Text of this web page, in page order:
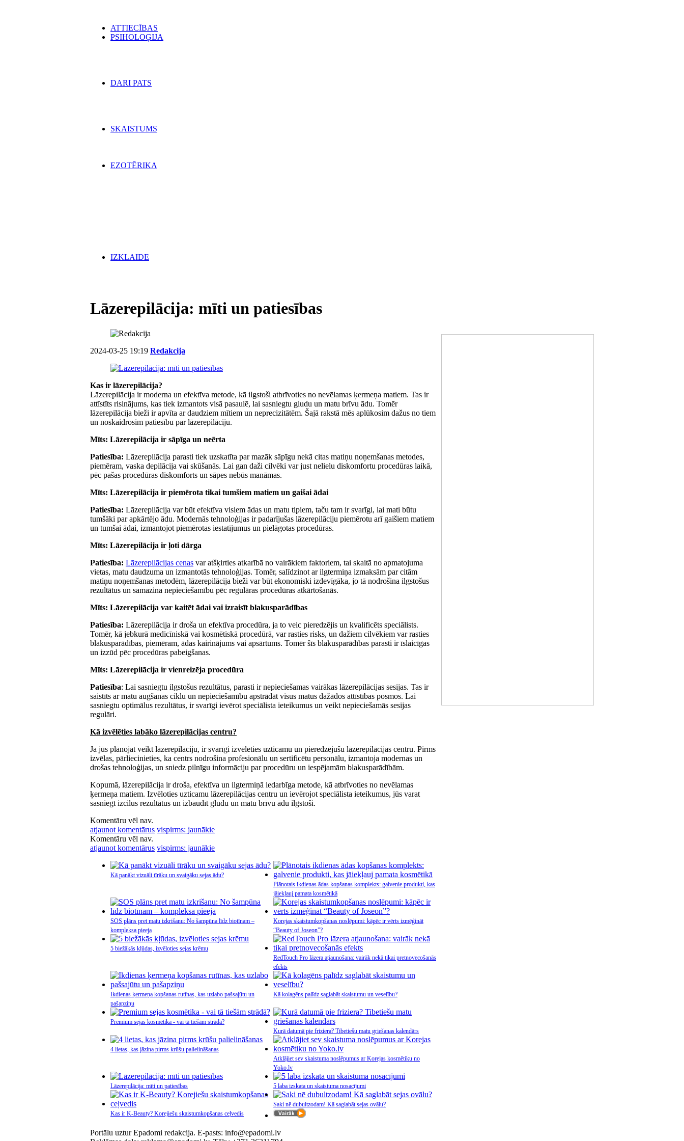
ATTIECĪBAS
PSIHOLOĢIJA
DARI PATS
SKAISTUMS
EZOTĒRIKA
IZKLAIDE
Lāzerepilācija: mīti un patiesības
2024-03-25 19:19 Redakcija
Kas ir lāzerepilācija?
Lāzerepilācija ir moderna un efektīva metode, kā ilgstoši atbrīvoties no nevēlamas ķermeņa matiem. Tas ir
attīstīts risinājums, kas tiek izmantots visā pasaulē, lai sasniegtu gludu un matu brīvu ādu. Tomēr
lāzerepilācija bieži ir apvīta ar daudziem mītiem un neprecizitātēm. Šajā rakstā mēs aplūkosim dažus no tiem
un noskaidrosim patiesību par lāzerepilāciju.
Mīts: Lāzerepilācija ir sāpīga un neērta
Patiesība: Lāzerepilācija parasti tiek uzskatīta par mazāk sāpīgu nekā citas matiņu noņemšanas metodes,
piemēram, vaska depilācija vai skūšanās. Lai gan daži cilvēki var just nelielu diskomfortu procedūras laikā,
pēc pašas procedūras diskomforts un sāpes nebūs manāmas.
Mīts: Lāzerepilācija ir piemērota tikai tumšiem matiem un gaišai ādai
Patiesība: Lāzerepilācija var būt efektīva visiem ādas un matu tipiem, taču tam ir svarīgi, lai mati būtu
tumšāki par apkārtējo ādu. Modernās tehnoloģijas ir padarījušas lāzerepilāciju piemērotu arī gaišiem matiem
un tumšai ādai, izmantojot piemērotas iestatījumus un pielāgotas procedūras.
Mīts: Lāzerepilācija ir ļoti dārga
Patiesība: Lāzerepilācijas cenas var atšķirties atkarībā no vairākiem faktoriem, tai skaitā no apmatojuma
vietas, matu daudzuma un izmantotās tehnoloģijas. Tomēr, salīdzinot ar ilgtermiņa izmaksām par citām
matiņu noņemšanas metodēm, lāzerepilācija bieži var būt ekonomiski izdevīgāka, jo tā nodrošina ilgstošus
rezultātus un samazina nepieciešamību pēc regulāras procedūras atkārtošanās.
Mīts: Lāzerepilācija var kaitēt ādai vai izraisīt blakusparādības
Patiesība: Lāzerepilācija ir droša un efektīva procedūra, ja to veic pieredzējis un kvalificēts speciālists.
Tomēr, kā jebkurā medicīniskā vai kosmētiskā procedūrā, var rasties risks, un dažiem cilvēkiem var rasties
blakusparādības, piemēram, ādas kairinājums vai apsārtums. Tomēr šīs blakusparādības parasti ir īslaicīgas
un izzūd pēc procedūras pabeigšanas.
Mīts: Lāzerepilācija ir vienreizēja procedūra
Patiesība: Lai sasniegtu ilgstošus rezultātus, parasti ir nepieciešamas vairākas lāzerepilācijas sesijas. Tas ir
saistīts ar matu augšanas ciklu un nepieciešamību apstrādāt visus matus dažādos attīstības posmos. Lai
sasniegtu optimālus rezultātus, ir svarīgi ievērot speciālista ieteikumus un veikt nepieciešamās sesijas
regulāri.
Kā izvēlēties labāko lāzerepilācijas centru?
Ja jūs plānojat veikt lāzerepilāciju, ir svarīgi izvēlēties uzticamu un pieredzējušu lāzerepilācijas centru. Pirms
izvēlas, pārliecinieties, ka centrs nodrošina profesionālu un sertificētu personālu, izmantoja modernas un
drošas tehnoloģijas, un sniedz pilnīgu informāciju par procedūru un iespējamām blakusparādībām.
Kopumā, lāzerepilācija ir droša, efektīva un ilgtermiņā iedarbīga metode, kā atbrīvoties no nevēlamas
ķermeņa matiem. Izvēloties uzticamu lāzerepilācijas centru un ievērojot speciālista ieteikumus, jūs varat
sasniegt izcilus rezultātus un izbaudīt gludu un matu brīvu ādu ilgstoši.
Komentāru vēl nav.
atjaunot komentārus vispirms: jaunākie
Komentāru vēl nav.
atjaunot komentārus vispirms: jaunākie
Kā panākt vizuāli tīrāku un svaigāku sejas ādu?
Plānotais ikdienas ādas kopšanas komplekts: galvenie produkti, kas
jāiekļauj pamata kosmētikā
SOS plāns pret matu izkrišanu: No šampūna līdz biotīnam –
kompleksa pieeja
Korejas skaistumkopšanas noslēpumi: kāpēc ir vērts izmēģināt
“Beauty of Joseon”?
5 biežākās kļūdas, izvēloties sejas krēmu
RedTouch Pro lāzera atjaunošana: vairāk nekā tikai pretnovecošanās
efekts
Ikdienas ķermeņa kopšanas rutīnas, kas uzlabo pašsajūtu un
pašapziņu
Kā kolagēns palīdz saglabāt skaistumu un veselību?
Premium sejas kosmētika - vai tā tiešām strādā?
Kurā datumā pie friziera? Tibetiešu matu griešanas kalendārs
4 lietas, kas jāzina pirms krūšu palielināšanas
Atklājiet sev skaistuma noslēpumus ar Korejas kosmētiku no
Yoko.lv
Lāzerepilācija: mīti un patiesības 5 laba izskata un skaistuma nosacījumi
Kas ir K-Beauty? Korejiešu skaistumkopšanas ceļvedis
Saki nē dubultzodam! Kā saglabāt sejas ovālu?
Portālu uztur Epadomi redakcija. E-pasts: info@epadomi.lv